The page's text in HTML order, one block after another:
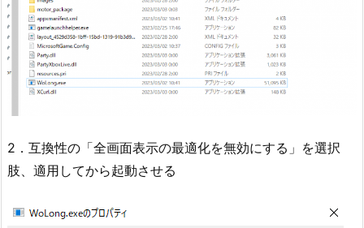
2．互換性の「全画面表示の最適化を無効にする」を選択
肢、適用してから起動させる